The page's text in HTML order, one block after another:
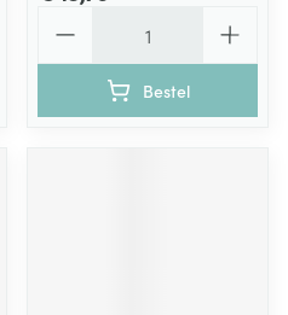
Bestel